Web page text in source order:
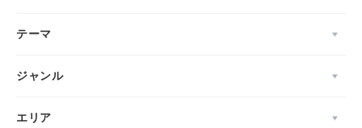
テーマ
ジャンル
エリア